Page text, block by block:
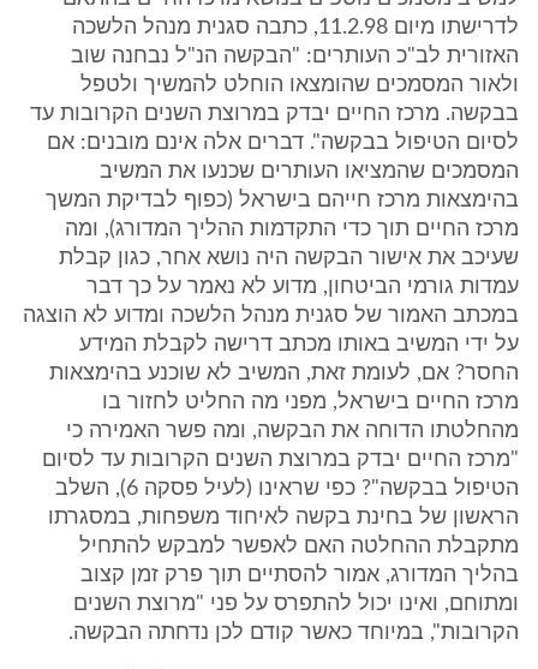
לדרישתו מיום 11.2.98, כתבה סגנית מנהל הלשכה
האזורית לב"כ העותרים: "הבקשה הנ"ל נבחנה שוב
ולאור המסמכים שהומצאו הוחלט להמשיך ולטפל
בבקשה. מרכז החיים יבדק במרוצת השנים הקרובות עד
לסיום הטיפול בבקשה". דברים אלה אינם מובנים: אם
המסמכים שהמציאו העותרים שכנעו את המשיב
בהימצאות מרכז חייהם בישראל (כפוף לבדיקת המשך
מרכז החיים תוך כדי התקדמות ההליך המדורג), ומה
שעיכב את אישור הבקשה היה נושא אחר, כגון קבלת
עמדות גורמי הביטחון, מדוע לא נאמר על כך דבר
במכתב האמור של סגנית מנהל הלשכה ומדוע לא הוצגה
על ידי המשיב באותו מכתב דרישה לקבלת המידע
החסר? אם, לעומת זאת, המשיב לא שוכנע בהימצאות
מרכז החיים בישראל, מפני מה החליט לחזור בו
מהחלטתו הדוחה את הבקשה, ומה פשר האמירה כי
"מרכז החיים יבדק במרוצת השנים הקרובות עד לסיום
הטיפול בבקשה"? כפי שראינו (לעיל פסקה 6), השלב
הראשון של בחינת בקשה לאיחוד משפחות, במסגרתו
מתקבלת ההחלטה האם לאפשר למבקש להתחיל
בהליך המדורג, אמור להסתיים תוך פרק זמן קצוב
ומתוחם, ואינו יכול להתפרס על פני "מרוצת השנים
הקרובות", במיוחד כאשר קודם לכן נדחתה הבקשה.